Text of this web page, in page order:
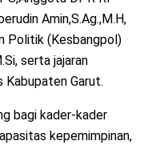
Amin,S.Ag.,M.H,
Politik (Kesbangpol)
serta jajaran
Kabupaten Garut.
bagi kader-kader
kepemimpinan,